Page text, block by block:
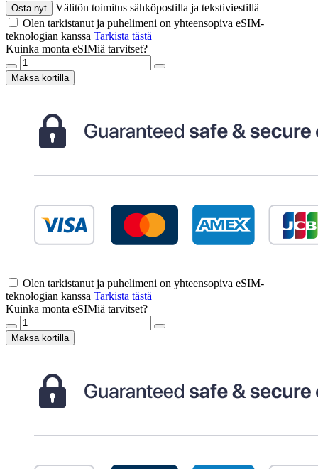
Osta nyt
Välitön toimitus sähköpostilla ja tekstiviestillä
Olen tarkistanut ja puhelimeni on yhteensopiva eSIM-
teknologian kanssa Tarkista tästä
Kuinka monta eSIMiä tarvitset?
Maksa kortilla
Olen tarkistanut ja puhelimeni on yhteensopiva eSIM-
teknologian kanssa Tarkista tästä
Kuinka monta eSIMiä tarvitset?
Maksa kortilla